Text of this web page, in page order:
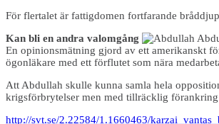
För flertalet är fattigdomen fortfarande
Kan bli en andra valomgång
En opinionsmätning gjord av ett amerikanskt
ögonläkare med ett förflutet som nära
Att Abdullah skulle kunna samla hela
krigsförbrytelser men med tillräcklig
http://svt.se/2.22584/1.1660463/